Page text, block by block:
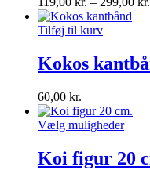
Tilføj til kurv
Kokos
60,00 kr.
Vælg muligheder
Koi figur 20